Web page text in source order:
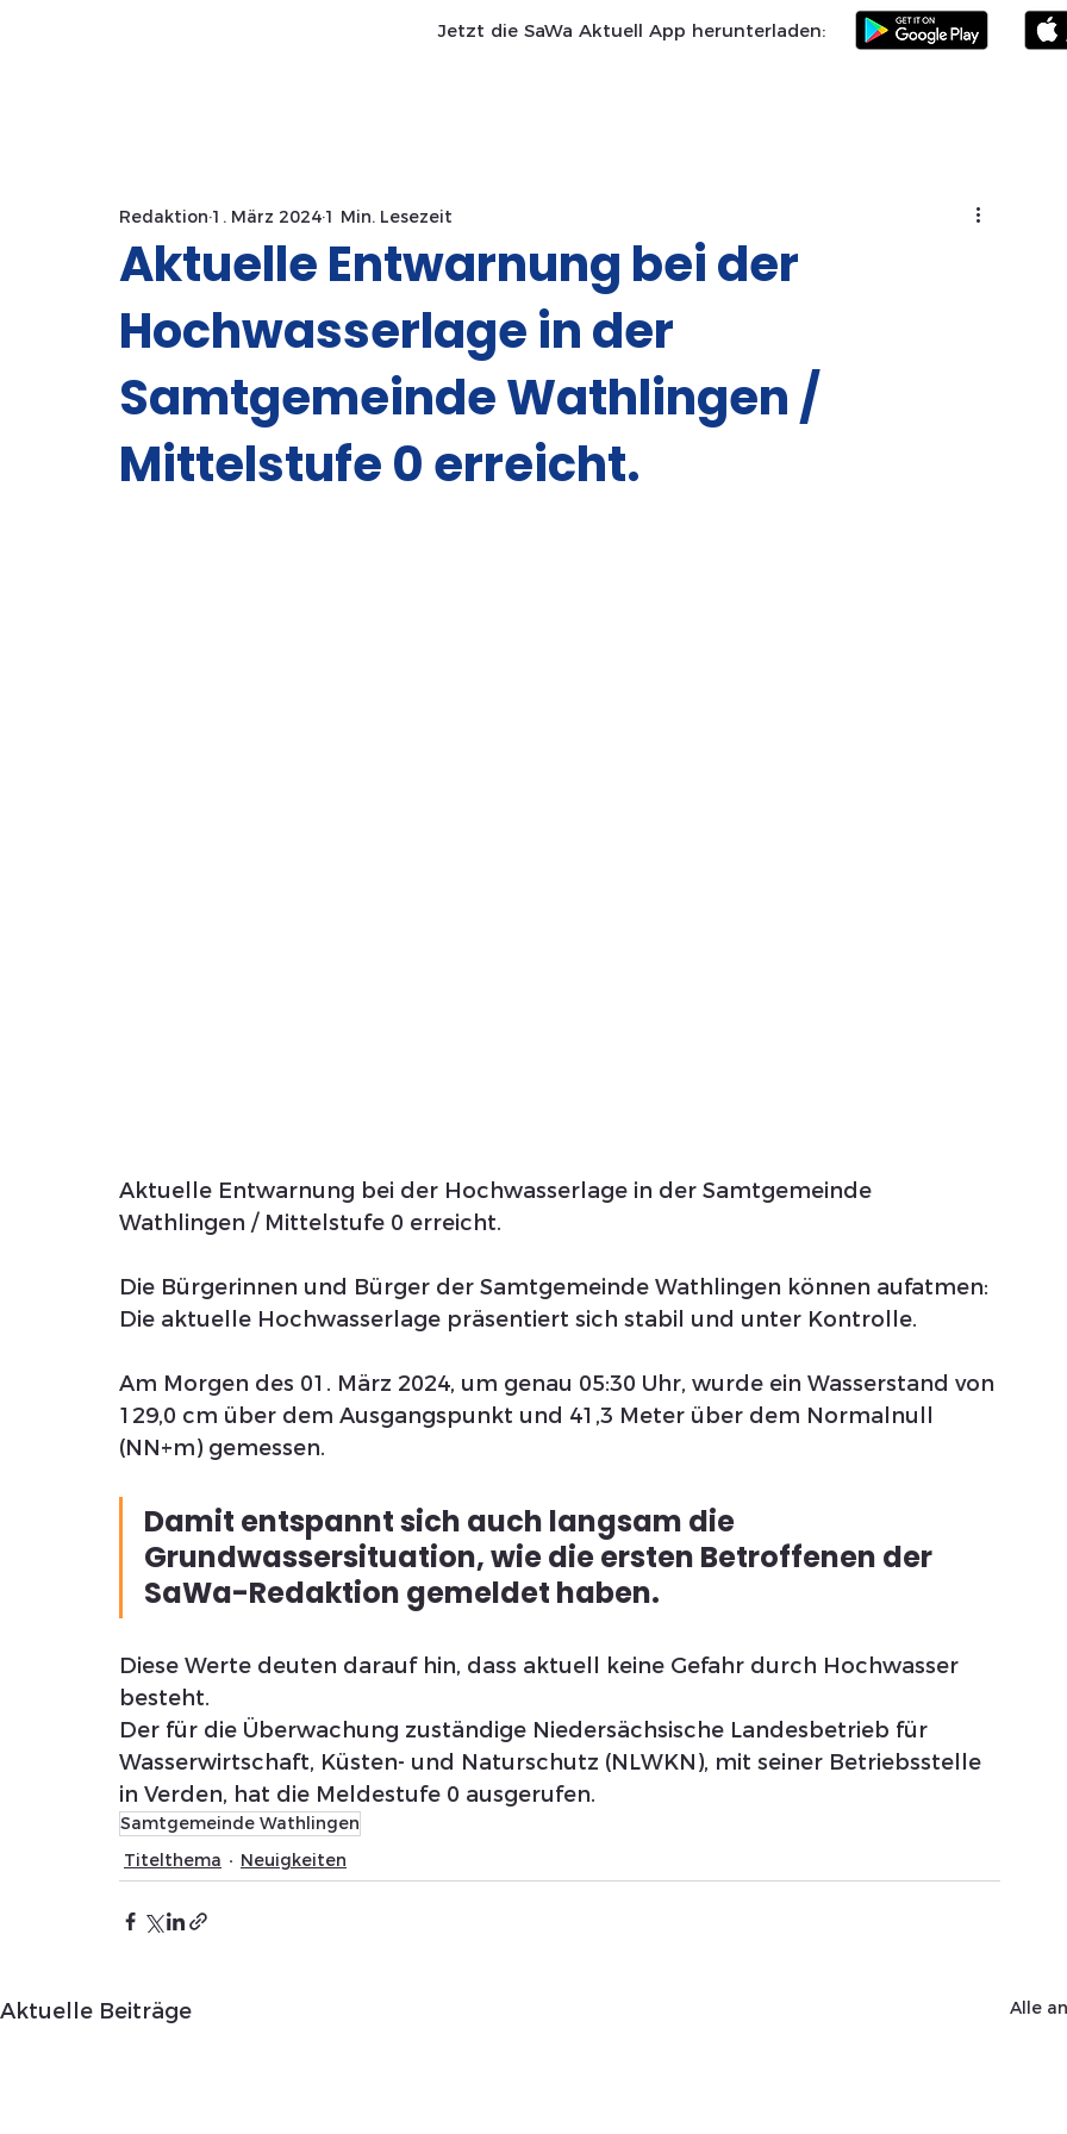
Jetzt die SaWa Aktuell App herunterladen:
Aktuelle Entwarnung bei der
Hochwasserlage in der
Samtgemeinde Wathlingen /
Mittelstufe 0 erreicht.
Redaktion 1. März 2024 1 Min. Lesezeit
Aktuelle Entwarnung bei der Hochwasserlage in der Samtgemeinde
Wathlingen / Mittelstufe 0 erreicht.
Die Bürgerinnen und Bürger der Samtgemeinde Wathlingen können aufatmen:
Die aktuelle Hochwasserlage präsentiert sich stabil und unter Kontrolle.
Am Morgen des 01. März 2024, um genau 05:30 Uhr, wurde ein Wasserstand von
129,0 cm über dem Ausgangspunkt und 41,3 Meter über dem Normalnull
(NN+m) gemessen.
Damit entspannt sich auch langsam die
Grundwassersituation, wie die ersten Betroffenen der
SaWa-Redaktion gemeldet haben.
Diese Werte deuten darauf hin, dass aktuell keine Gefahr durch Hochwasser
besteht.
Der für die Überwachung zuständige Niedersächsische Landesbetrieb für
Wasserwirtschaft, Küsten- und Naturschutz (NLWKN), mit seiner Betriebsstelle
in Verden, hat die Meldestufe 0 ausgerufen.
Samtgemeinde Wathlingen
Titelthema
Neuigkeiten
Aktuelle Beiträge Alle